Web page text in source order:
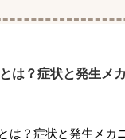
は？症状と発生メ